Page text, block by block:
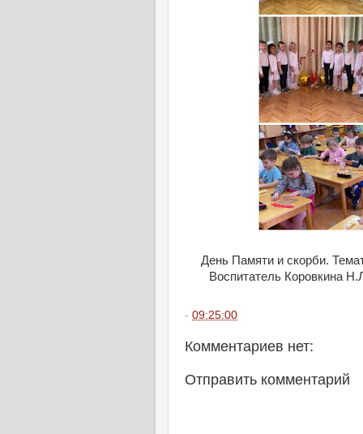
День Памяти и скорби.
Воспитатель Коровкина
- 09:25:00
Комментариев нет:
Отправить комментарий